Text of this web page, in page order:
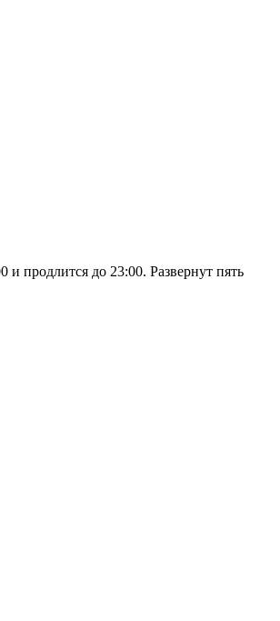
продлится до 23:00. Развернут пять